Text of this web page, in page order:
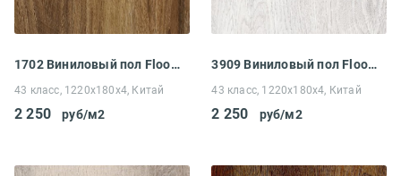
1702 Виниловый пол Floorwood Unit Дуб Жанин
43 класс, 1220x180x4, Китай
2 250 руб/м2
3909 Виниловый пол Floorwood Unit Дуб Элькар
43 класс, 1220x180x4, Китай
2 250 руб/м2